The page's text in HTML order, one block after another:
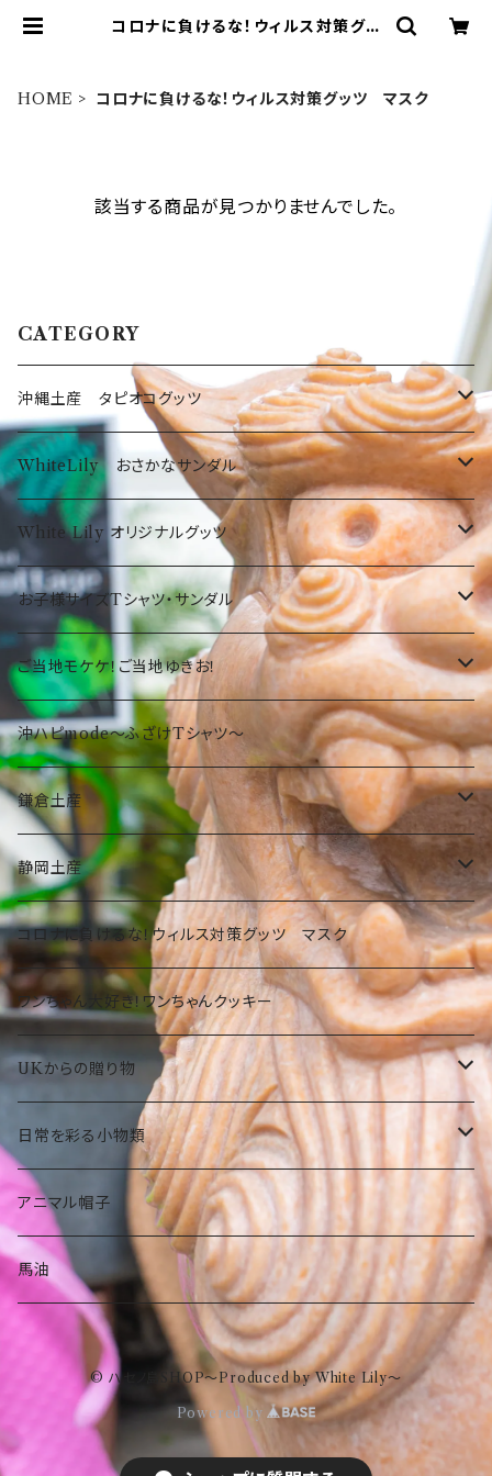
コロナに負けるな！ウィルス対策グッ
HOME
コロナに負けるな！ウィルス対策グッツ マスク
該当する商品が見つかりませんでした。
CATEGORY
沖縄土産 タピオコグッツ
沖縄限定Tシャツ
弊社オリジナルTシャツ
オリオンTシャツ
沖縄限定Tシャツ
お菓子・食品
お菓子
食品・飲料
沖縄の守り神！シーサー☆
沖縄限定☆ゆきお
沖縄限定小物類
タオル
カバン
その他
琉球ガラス
オリオンビールグッツ
Tシャツ
タオル
カバン
その他
WhiteLily おさかなサンダル
お魚サンダル
White Lily オリジナルグッツ
Tシャツ
沖縄
鎌倉
ふざけTシャツ
その他
小物
お子様サイズTシャツ・サンダル
サンダル
Tシャツ
ご当地モケケ！ご当地ゆきお！
東京
神奈川
静岡
部活
期間限定
沖縄限定 ゆきお
部活ゆきお
お守りゆきお
水族館もけけ
沖ハピmode～ふざけTシャツ～
鎌倉土産
お菓子・食品
洋菓子
和菓子
その他食品
Tシャツ
大仏グッツ
静岡土産
お菓子・食品
洋菓子
和菓子
プリザーブドフラワー
名画、絵画アート小物
傘
トートバック
ストール
眼鏡ケース
エコクーラーバック
コロナに負けるな！ウィルス対策グッツ マスク
ワンちゃん大好き！ワンちゃんクッキー
UKからの贈り物
お菓子
食品
ぬいぐるみ
ピーターラビット
タオル
名画、絵画小物
トートバック
ストール
日常を彩る小物類
マグネット
フラワーベース（花瓶）
スキンケア
ハンドクリーム
アニマル帽子
馬油
© ハセノ島SHOP～Produced by White Lily～
Powered by